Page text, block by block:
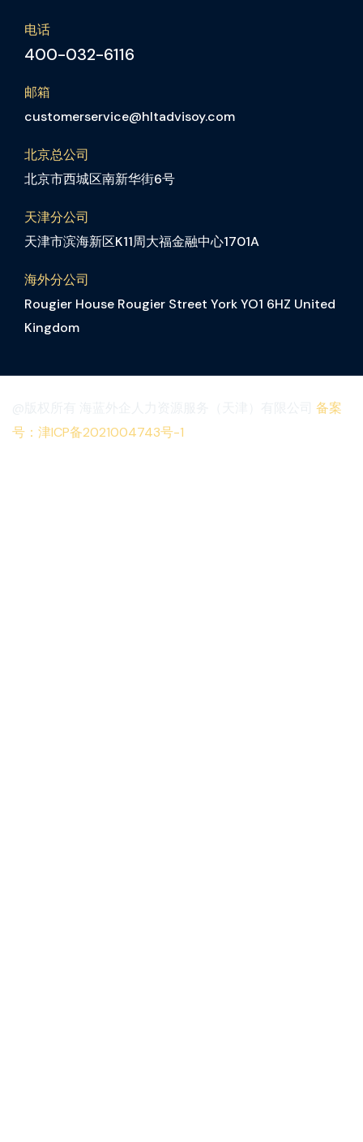
电话
400-032-6116
邮箱
customerservice@hltadvisoy.com
北京总公司
北京市西城区南新华街6号
天津分公司
天津市滨海新区K11周大福金融中心1701A
海外分公司
Rougier House Rougier Street York YO1 6HZ United
Kingdom
备案
号：津ICP备2021004743号-1